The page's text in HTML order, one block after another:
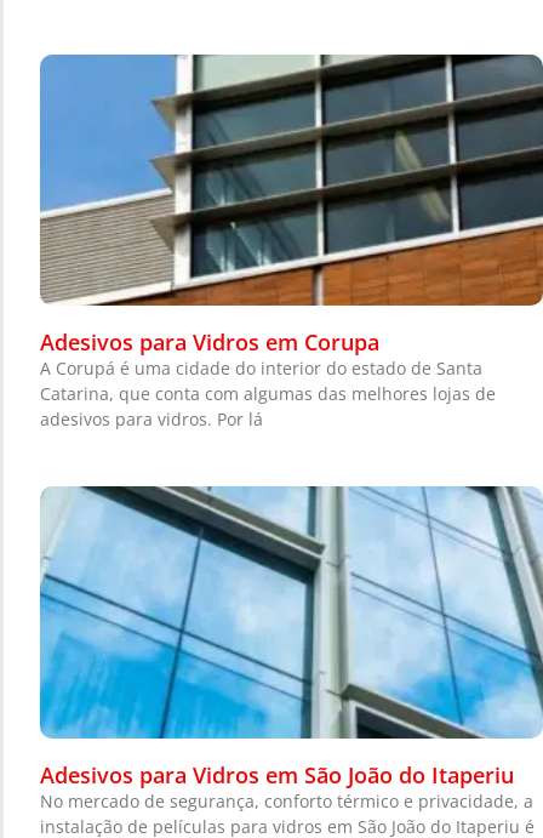
Adesivos para Vidros em Corupa
A Corupá é uma cidade do interior do estado de Santa
Catarina, que conta com algumas das melhores lojas de
adesivos para vidros. Por lá
Adesivos para Vidros em São João do Itaperiu
No mercado de segurança, conforto térmico e privacidade, a
instalação de películas para vidros em São João do Itaperiu é